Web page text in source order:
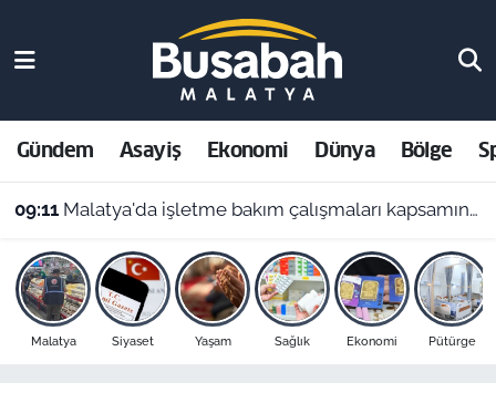
Gündem Asayiş Ekonomi Dünya Bölge
09:11 Malatya'da işletme bakım çalışmaları kapsamında bir çok ilçede planlı elektrik kesintileri uygulanacak. Kesintilerin yap
Malatya Siyaset Yaşam Sağlık Ekonomi Pütürge
Asayiş
Ekonomi
Dünya
Bölge
Malatya Nöbetçi Eczaneler
Malatya Hava Durumu
Malatya Namaz Vakitleri
Malatya Trafik Yoğunluk Haritası
Süper Lig Puan Durumu ve Fikstür